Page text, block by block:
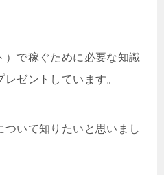
）で稼ぐために必要な知識
ゼントしています。
ついて知りたいと思いまし